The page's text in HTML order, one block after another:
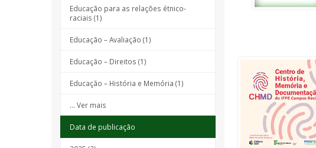
Educação para as relações étnico-
raciais (1)
Educação – Avaliação (1)
Educação – Direitos (1)
Educação – História e Memória (1)
... Ver mais
Data de publicação